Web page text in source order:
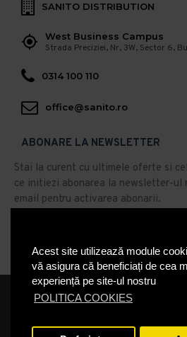
Acest site utilizează module
vă asigura că beneficiați de cea
experiență pe site-ul nostru
POLITICA COOKIES
SANITO DISTRIBUTION
West Business Campus
Strada Preciziei, Nr, 3W, Sector 6,
0314 100 110
office@sanito.ro
ABONARE LA NEWSLETTER
Stai la curent cu ultimele oferte si
ce initiezi abonarea la newsletter-ul
email pentru activarea abonarii.
Am citit şi sunt de acord cu Politica de
© 2019, Sanito Distribution,